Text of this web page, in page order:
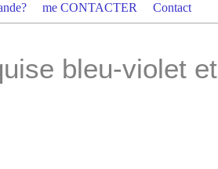
me CONTACTER Contact
bleu-violet et